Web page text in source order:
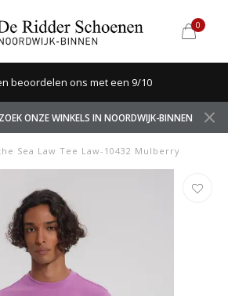
0
beoordelen ons met een 9/10
ONZE WINKELS IN NOORDWIJK-BINNEN
Sea Law Tee Law-10432 Mulberry